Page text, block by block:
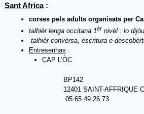
Sant Africa:
corses pels adults organisats per
talhièr lenga occitana 1èr nivèl : lo
talhièr convèrsa, escritura e
Entresenhas :
CAP L’ÒC
BP142
12401 SAINT-AFFRIQUE
05.65.49.26.73